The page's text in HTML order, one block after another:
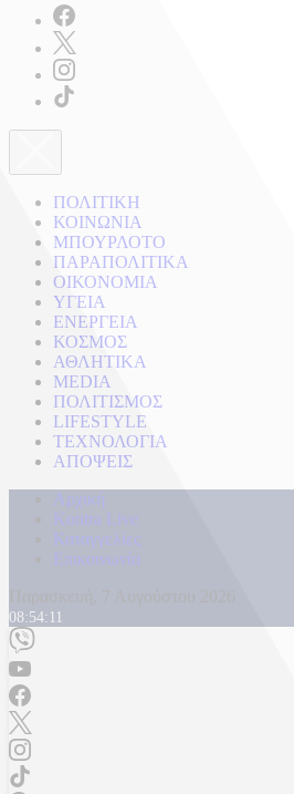
ΠΟΛΙΤΙΚΗ
ΚΟΙΝΩΝΙΑ
ΜΠΟΥΡΛΟΤΟ
ΠΑΡΑΠΟΛΙΤΙΚΑ
ΟΙΚΟΝΟΜΙΑ
ΥΓΕΙΑ
ΕΝΕΡΓΕΙΑ
ΚΟΣΜΟΣ
ΑΘΛΗΤΙΚΑ
MEDIA
ΠΟΛΙΤΙΣΜΟΣ
LIFESTYLE
ΤΕΧΝΟΛΟΓΙΑ
ΑΠΟΨΕΙΣ
Αρχική
Kontra Live
Καταγγελίες
Επικοινωνία
08:54:13